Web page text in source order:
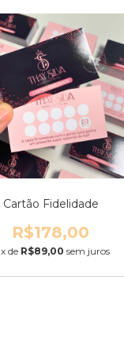
Cartão Fidelidade
R$178,00
x de R$89,00 sem juros